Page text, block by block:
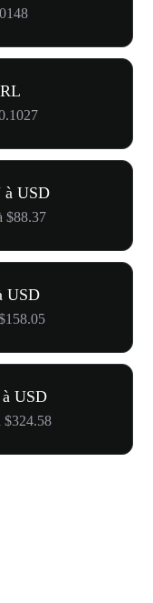
à USD
$88.37
USD
USD
$324.58